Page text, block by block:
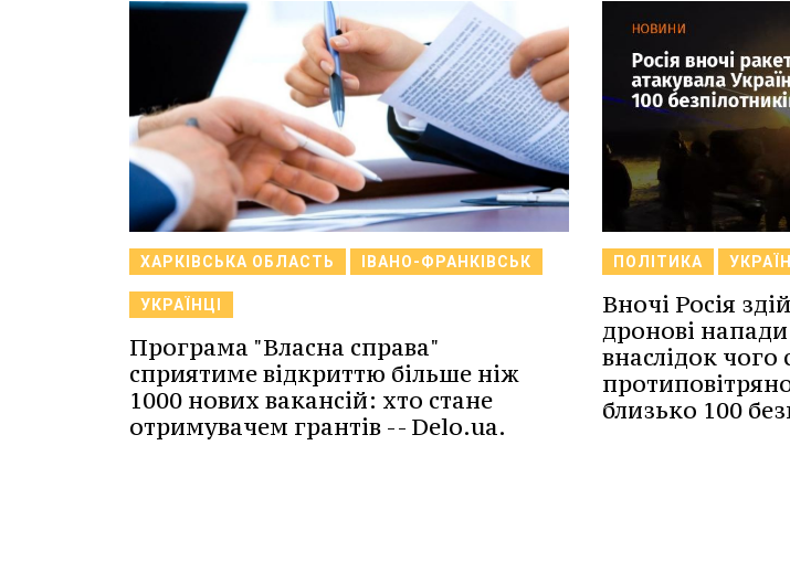
ХАРКІВСЬКА ОБЛАСТЬ ІВАНО-ФРАНКІВСЬК
УКРАЇНЦІ
Програма "Власна справа"
сприятиме відкриттю більше ніж
1000 нових вакансій: хто стане
отримувачем грантів -- Delo.ua.
ПОЛІТИКА
Вночі Росія
дронові
внаслідок чого
близько 100